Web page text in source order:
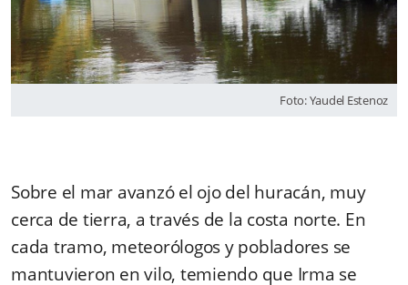
Foto: Yaudel Estenoz
Sobre el mar avanzó el ojo del huracán, muy
cerca de tierra, a través de la costa norte. En
cada tramo, meteorólogos y pobladores se
mantuvieron en vilo, temiendo que Irma se